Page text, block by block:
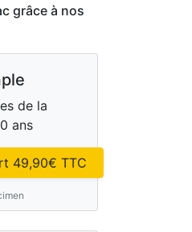
grâce à nos
de la
ans
49,90€ TTC